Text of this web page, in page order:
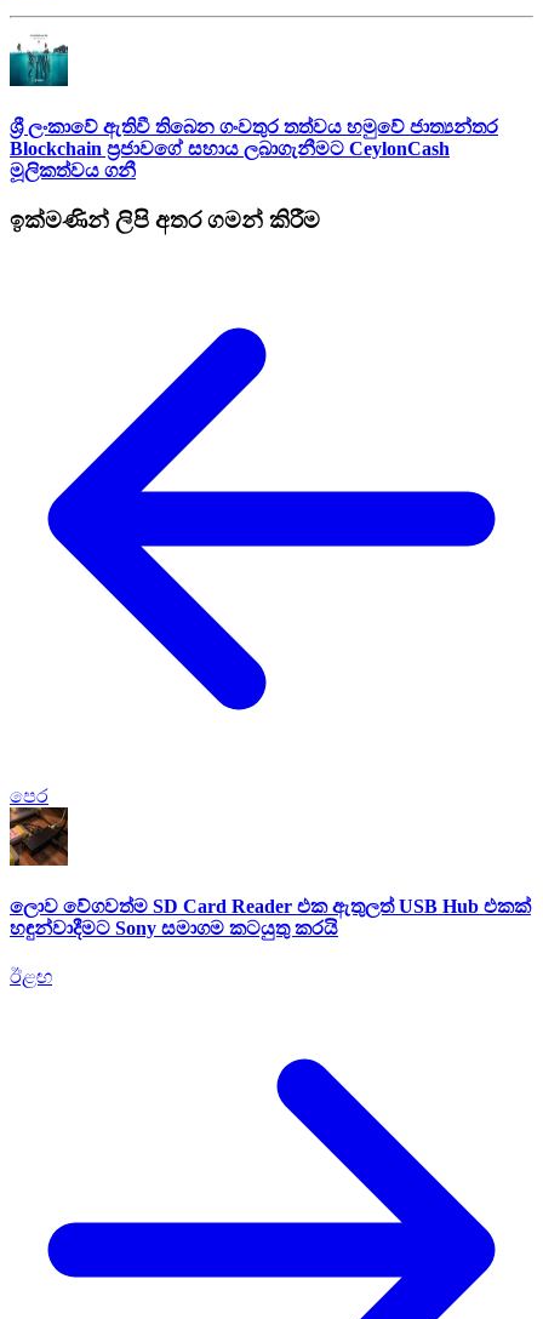
ශ්‍රී ලංකාවේ ඇතිවී තිබෙන ගංවතුර තත්වය හමුවේ ජාත්‍යන්තර
Blockchain ප්‍රජාවගේ සහාය ලබාගැනීමට CeylonCash
මූලිකත්වය ග​නී
ඉක්මණින් ලිපි අතර ගමන් කිරීම
පෙර
ලොව වේගවත්ම SD Card Reader එක ඇතුලත් USB Hub එකක්
හඳුන්වාදීමට Sony සමාගම කටයුතු කරයි
ඊළඟ